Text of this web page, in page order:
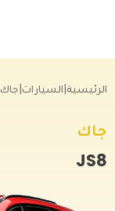
الرئيسية|السيارات|جاك JS8
جاك
JS8